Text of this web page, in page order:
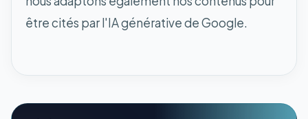
être cités par l'IA générative de Google.